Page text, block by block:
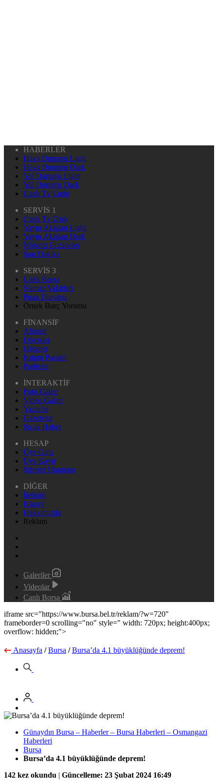
HABERLER
Hava Durumu Light
Hava Durumu Dark
Yol Durumu Light
Yol Durumu Dark
Canlı Tv Light
SERVİS 1
Canlı Tv Dark
Yayın Akışları Light
Yayın Akışları Dark
Nöbetçi Eczaneler
Son Dakika
SERVİS 3
Canlı Borsa
Namaz Vakitleri
Puan Durumu
Örnek Burç Yorumu
FİNANSİF
Altınlar
Dövizler
Hisseler
Kripto Paralar
Pariteler
İNTERAKTİF
Foto Galeri
Video Galeri
Yazarlar
Gazeteler
Sıcak Haber
HESAP
Üye Giriş
Üye Kayıt
Şifremi Unuttum
DİĞER
İletişim
Künye
Hakkımızda
Reklam
Galeriler
Videolar
Canlı Borsa
iframe src="https://www.bursa.bel.tr/reklam/?w=720"
frameborder=0 scrolling="no" style=" width: 720px; height:400px;
overflow: hidden;">
Anasayfa / Bursa / Bursa’da 4.1 büyüklüğünde deprem!
Günaydın Bursa – Haberler – Bursa Haberleri – Osmangazi
Haberleri
Bursa
Bursa’da 4.1 büyüklüğünde deprem!
142 kez okundu | Güncelleme: 23 Şubat 2024 16:49